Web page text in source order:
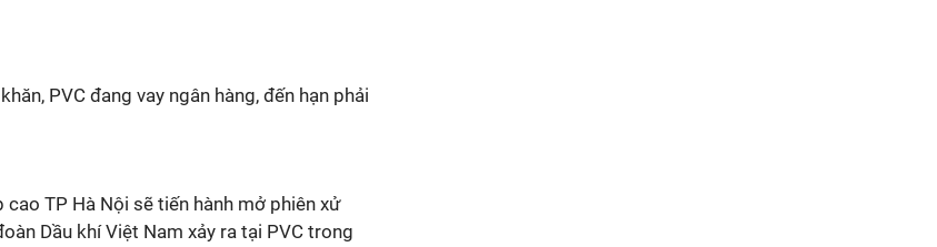
PVC đang vay ngân hàng, đến hạn phải
TP Hà Nội sẽ tiến hành mở phiên xử
Dầu khí Việt Nam xảy ra tại PVC trong